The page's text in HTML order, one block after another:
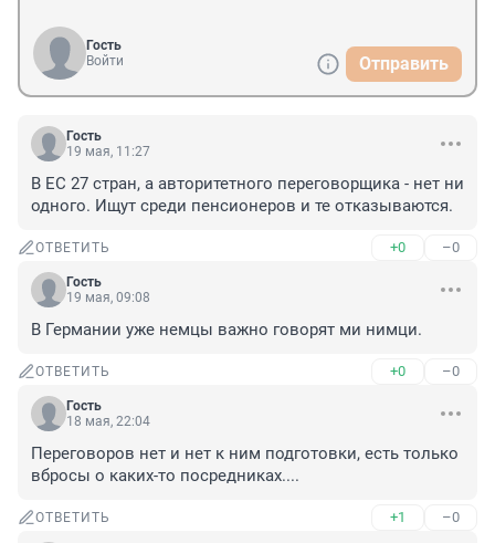
Гость
Войти
Отправить
Гость
19 мая, 11:27
В ЕС 27 стран, а авторитетного переговорщика - нет ни
одного. Ищут среди пенсионеров и те отказываются.
ОТВЕТИТЬ +0 –0
Гость
19 мая, 09:08
В Германии уже немцы важно говорят ми нимци.
ОТВЕТИТЬ +0 –0
Гость
18 мая, 22:04
Переговоров нет и нет к ним подготовки, есть только
вбросы о каких-то посредниках....
ОТВЕТИТЬ +1 –0